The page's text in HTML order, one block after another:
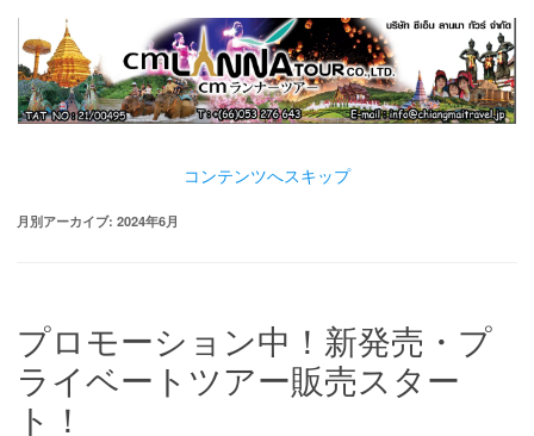
コンテンツへスキップ
月別アーカイブ: 2024年6月
プロモーション中！新発売・プ
ライベートツアー販売スター
ト！